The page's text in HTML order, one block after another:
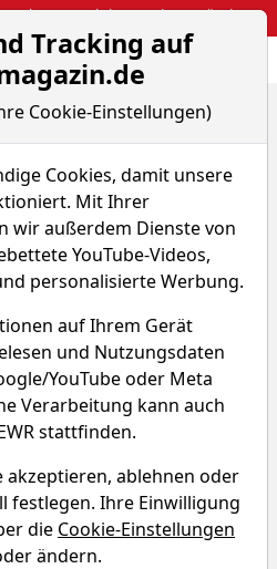
attraktive Optionsprämien
Aktien- und
E F G H I J K
U
W X
Inhaber-Anteile o.N.
634782
LR1S
EUR-A-ACC
Tracking auf
Cookie-Einstellungen)
Cookies, damit unsere
Mit Ihrer
wir außerdem Dienste von
YouTube-Videos,
personalisierte Werbung.
auf Ihrem Gerät
und Nutzungsdaten
YouTube oder Meta
Verarbeitung kann auch
stattfinden.
akzeptieren, ablehnen oder
festlegen. Ihre Einwilligung
die Cookie-Einstellungen
ändern.